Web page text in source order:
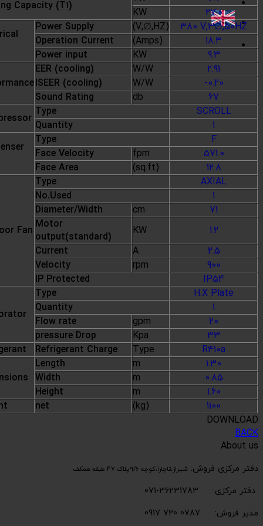
Capacity (T1)
KW
27.0
Power Supply (V,∅,HZ)
380 V,3∅,50HZ
Operation Current
(Amps)
18.3
Power input
KW 9.3
EER (cooling) W/W
2.91
ISEER (cooling)
W/W
-0.20
Sound Rating
db
67
Type
SCROLL
Quantity
1
Type
F
Face Velocity
fpm
571.0
Face Area
(sq.ft) 12.8
Fan
Type
AXIAL
No.Used
1
Diameter/Width
cm
71
Motor
output(standard)
KW
1.2
Current
A
2.5
Velocity
rpm
900
IP Protected
IP54
Type
H.X Plate
Quantity
1
Flow rate
gpm
20
pressure Drop
Kpa
33
Refrigerant Charge Type R410a
Length m
1.30
Width
m
0.85
Height
m
1.60
net (kg)
1100
DOWNLOAD
BACK
About us
دفتر مرکزی فروش: شیراز،تاچارا،کوچه 9/6 پلاک 47 طبقه همکف
دفتر مرکزی: 36231783-071
مدیر فروش: 0787 720 0917